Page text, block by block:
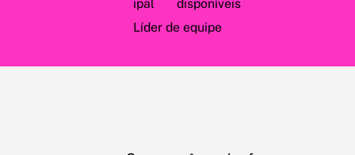
ipal
disponíveis
Líder de equipe